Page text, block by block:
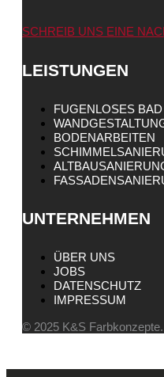
SCHREIB UNS EINE
LEISTUNGEN
FUGENLOSES BAD
BODENARBEITEN
UNTERNEHMEN
ÜBER UNS
JOBS
DATENSCHUTZ
IMPRESSUM
© 2025 K&S